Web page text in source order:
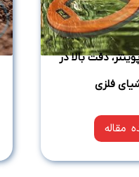
دقت بالا در
فلزی
مقاله